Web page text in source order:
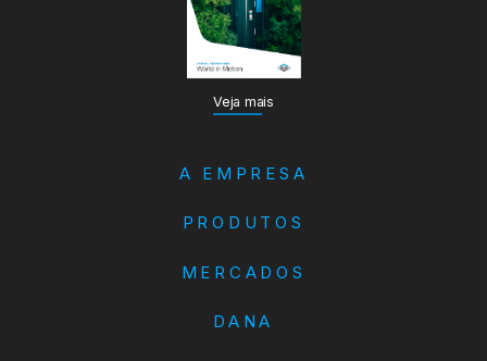
Veja mais
A EMPRESA
PRODUTOS
MERCADOS
DANA